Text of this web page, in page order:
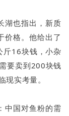
湖也指出，新质
价格。他给出了
斤16块钱，小杂
要卖到200块钱
实考量。
中国对鱼粉的需